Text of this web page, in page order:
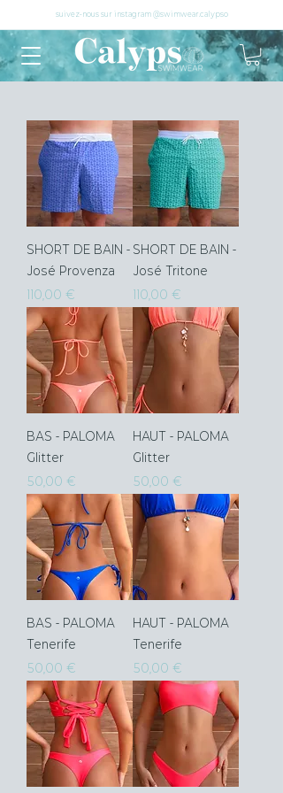
suivez-nous sur instagram @swimwear.calypso
SHORT DE BAIN -
José Provenza
Prix
110,00 €
SHORT DE BAIN -
José Tritone
Prix
110,00 €
BAS - PALOMA
Glitter
Prix
50,00 €
HAUT - PALOMA
Glitter
Prix
50,00 €
BAS - PALOMA
Tenerife
Prix
50,00 €
HAUT - PALOMA
Tenerife
Prix
50,00 €